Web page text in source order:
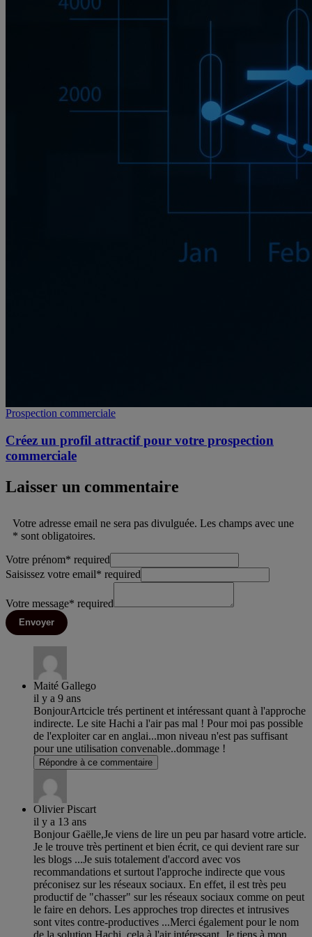
Prospection commerciale
Créez un profil attractif pour votre prospection
commerciale
Laisser un commentaire
Votre adresse email ne sera pas divulguée. Les champs avec une
* sont obligatoires.
Votre prénom* required
Saisissez votre email* required
Votre message* required
Envoyer
Maité Gallego
il y a 9 ans
BonjourArtcicle trés pertinent et intéressant quant à l'approche
indirecte. Le site Hachi a l'air pas mal ! Pour moi pas possible
de l'exploiter car en anglai...mon niveau n'est pas suffisant
pour une utilisation convenable..dommage !
Répondre à ce commentaire
Olivier Piscart
il y a 13 ans
Bonjour Gaëlle,Je viens de lire un peu par hasard votre article.
Je le trouve très pertinent et bien écrit, ce qui devient rare sur
les blogs ...Je suis totalement d'accord avec vos
recommandations et surtout l'approche indirecte que vous
préconisez sur les réseaux sociaux. En effet, il est très peu
productif de "chasser" sur les réseaux sociaux comme on peut
le faire en dehors. Les approches trop directes et intrusives
sont vites contre-productives ...Merci également pour le nom
de la solution Hachi, cela à l'air intéressant. Je tiens à mon